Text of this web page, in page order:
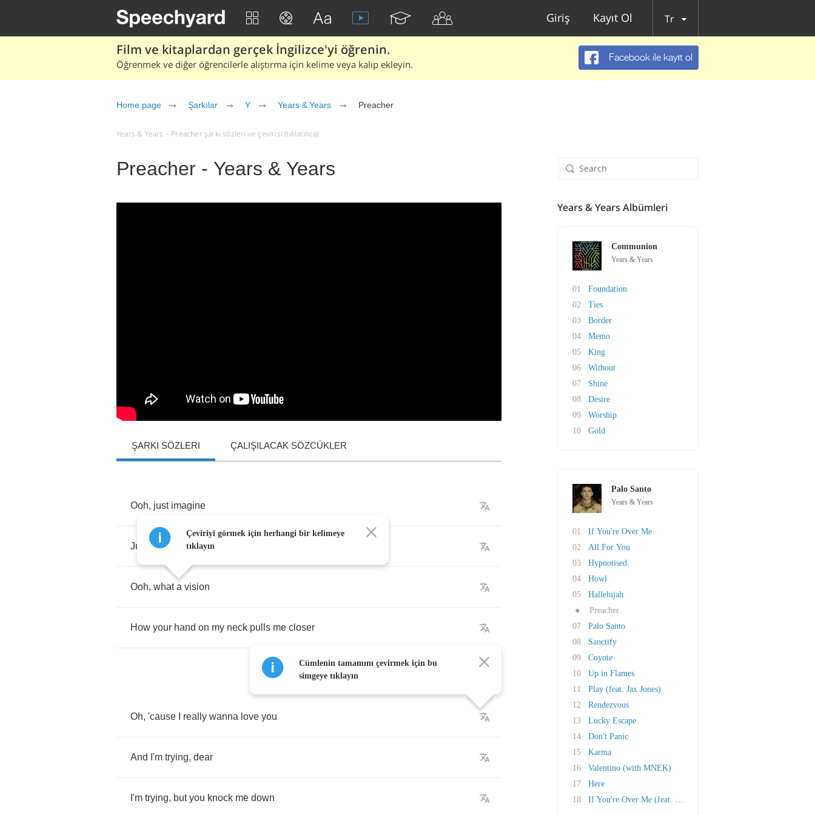
Giriş Kayıt Ol Tr
Film ve kitaplardan gerçek İngilizce'yi öğrenin.
Öğrenmek ve diğer öğrencilerle alıştırma için kelime veya kalıp ekleyin.
Facebook ile kayıt ol
Home page Şarkılar Y Years & Years Preacher
Years & Years – Preacher şarkı sözleri ve çevirisi (tıklatınca)
Preacher - Years & Years
ŞARKI SÖZLERI ÇALIŞILACAK SÖZCÜKLER
Ooh, just imagine
Just how good I could
Ooh, what a vision
How your hand on my neck pulls me closer
Oh, 'cause really wanna love you
And I'm trying, dear
I'm trying, but you knock me down
Çeviriyi görmek için herhangi bir kelimeye
tıklayın
Cümlenin tamamını çevirmek için bu
simgeye tıklayın
Years & Years Albümleri
Communion
Years & Years
01
Foundation
02
Ties
03
Border
04
Memo
05
King
06
Without
07
Shine
08
Desire
09
Worship
10
Gold
Palo Santo
Years & Years
01
If You're Over Me
02
All For You
03
Hypnotised
04
Howl
05
Hallelujah
●
Preacher
07
Palo Santo
08
Sanctify
09
Coyote
10
Up in Flames
11
Play (feat. Jax Jones)
12
Rendezvous
13
Lucky Escape
14
Don't Panic
15
Karma
16
Valentino (with MNEK)
17
Here
18
If You're Over Me (feat. Key from SHINee)